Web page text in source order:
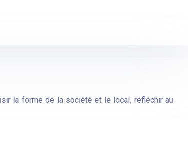
la forme de la société et le local, réfléchir au